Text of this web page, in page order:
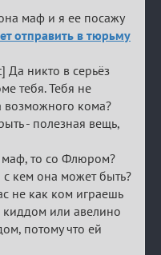
маф и я ее посажу
отправить в тюрьму
никто в серьёз
тебя. Тебя не
возможного кома?
- полезная вещь,
то со Флюром?
кем она может быть?
не как ком играешь
или авелино
потому что ей